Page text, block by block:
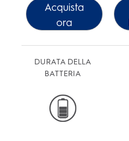
Acquista
ora
DURATA DELLA
BATTERIA